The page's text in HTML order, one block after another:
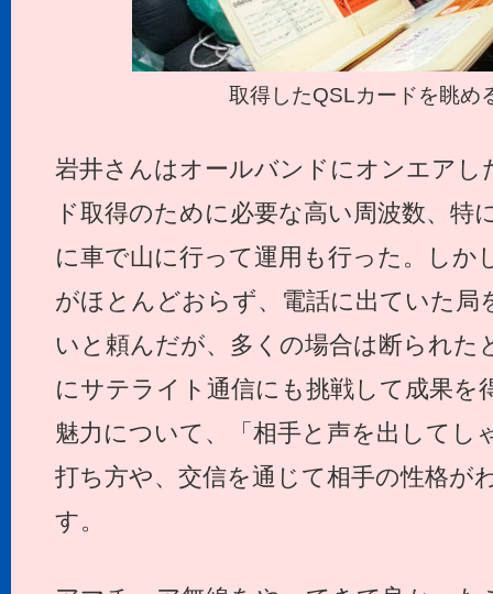
取得したQSLカードを眺め
岩井さんはオールバンドにオンエアし
ド取得のために必要な高い周波数、特
に車で山に行って運用も行った。しか
がほとんどおらず、電話に出ていた局
いと頼んだが、多くの場合は断られた
にサテライト通信にも挑戦して成果を
魅力について、「相手と声を出してし
打ち方や、交信を通じて相手の性格が
す。